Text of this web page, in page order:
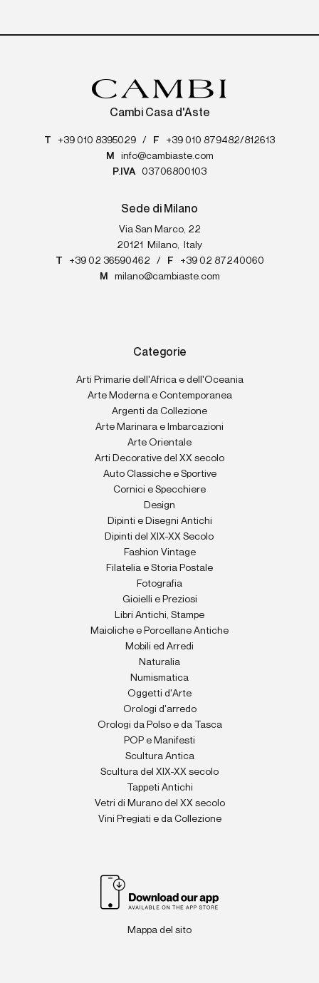
Cambi Casa d'Aste
T +39 010 8395029 / F
+39 010 879482/812613
M
info@cambiaste.com
P.IVA
03706800103
Sede di Milano
Via San Marco, 22
20121
Milano,
Italy
T
+39 02 36590462 / F
+39 02 87240060
M
milano@cambiaste.com
Categorie
Arti Primarie dell'Africa e dell'Oceania
Arte Moderna e Contemporanea
Argenti da Collezione
Arte Marinara e Imbarcazioni
Arte Orientale
Arti Decorative del XX secolo
Auto Classiche e Sportive
Cornici e Specchiere
Design
Dipinti e Disegni Antichi
Dipinti del XIX-XX Secolo
Fashion Vintage
Filatelia e Storia Postale
Fotografia
Gioielli e Preziosi
Libri Antichi, Stampe
Maioliche e Porcellane Antiche
Mobili ed Arredi
Naturalia
Numismatica
Oggetti d'Arte
Orologi d'arredo
Orologi da Polso e da Tasca
POP e Manifesti
Scultura Antica
Scultura del XIX-XX secolo
Tappeti Antichi
Vetri di Murano del XX secolo
Vini Pregiati e da Collezione
Mappa del sito